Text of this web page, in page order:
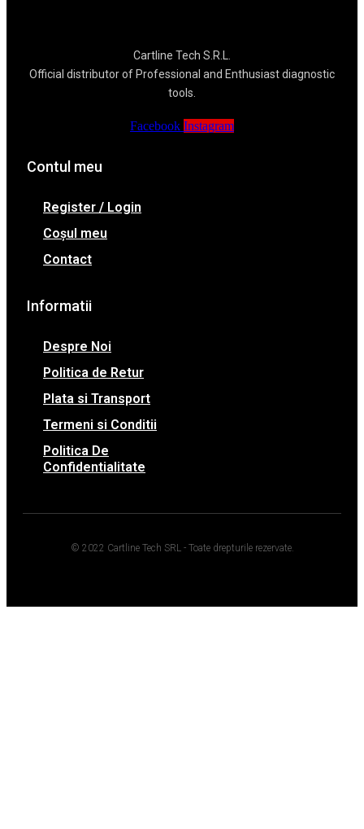
Cartline Tech S.R.L.
Official distributor of Professional and Enthusiast diagnostic
tools.
Facebook Instagram
Contul meu
Register / Login
Coșul meu
Contact
Informatii
Despre Noi
Politica de Retur
Plata si Transport
Termeni si Conditii
Politica De
Confidentialitate
© 2022 Cartline Tech SRL - Toate drepturile rezervate.